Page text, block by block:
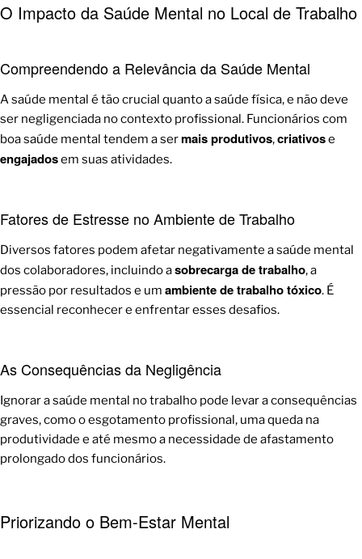
O Impacto da Saúde Mental no Local de Trabalho
Compreendendo a Relevância da Saúde Mental
A saúde mental é tão crucial quanto a saúde física, e não deve
ser negligenciada no contexto profissional. Funcionários com
boa saúde mental tendem a sermais produtivos,criativose
engajadosem suas atividades.
Fatores de Estresse no Ambiente de Trabalho
Diversos fatores podem afetar negativamente a saúde mental
dos colaboradores, incluindo asobrecarga de trabalho, a
pressão por resultados e um ambiente de trabalho tóxico. É
essencial reconhecer e enfrentar esses desafios.
As Consequências da Negligência
Ignorar a saúde mental no trabalho pode levar a consequências
graves, como o esgotamento profissional, uma queda na
produtividade e até mesmo a necessidade de afastamento
prolongado dos funcionários.
Priorizando o Bem-Estar Mental